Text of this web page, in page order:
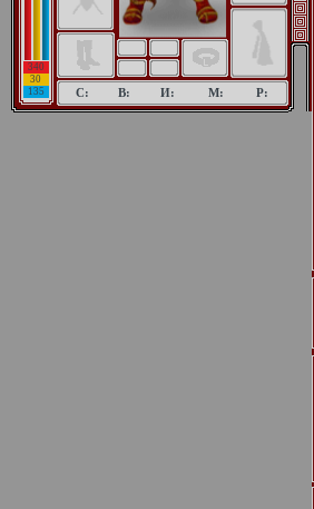
340
30
135
С: В: И: М: Р: